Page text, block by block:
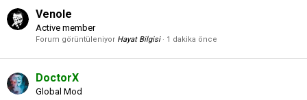
Venole
Active member
Forum görüntüleniyor Hayat Bilgisi 1 dakika önce
DoctorX
Global Mod